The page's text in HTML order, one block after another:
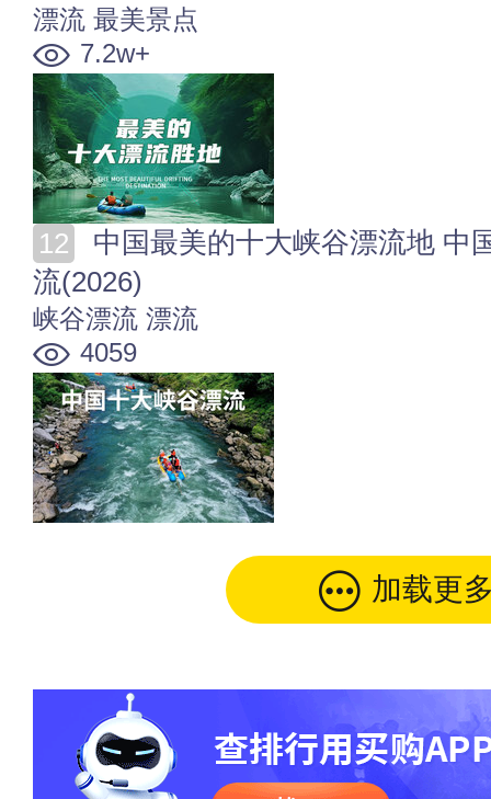
漂流 最美景点
7.2w+
流(2026)
峡谷漂流 漂流
4059
加载更